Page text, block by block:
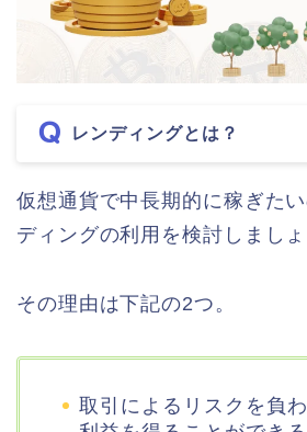
レンディングとは？
仮想通貨で中長期的に稼ぎた
ディングの利用を検討しましょ
その理由は下記の2つ。
取引によるリスクを負